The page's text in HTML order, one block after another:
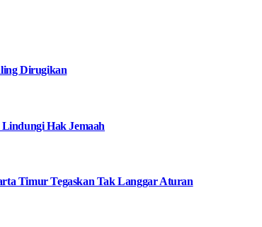
Dirugikan
Hak Jemaah
Timur Tegaskan Tak Langgar Aturan